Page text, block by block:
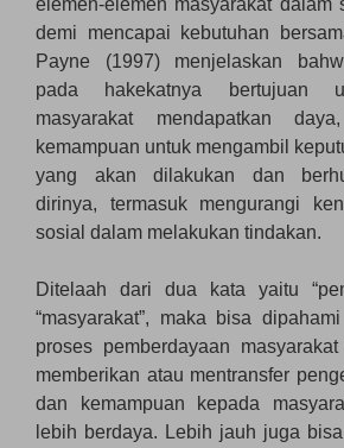
demi mencapai kebutuhan
Payne (1997) menjelaskan
pada hakekatnya bertujuan
masyarakat mendapatkan
kemampuan untuk mengambil
yang akan dilakukan dan
dirinya, termasuk mengurangi
sosial dalam melakukan tindakan.
Ditelaah dari dua kata yaitu
“masyarakat”, maka bisa
proses pemberdayaan
memberikan atau mentransfer
dan kemampuan kepada
lebih berdaya. Lebih jauh juga